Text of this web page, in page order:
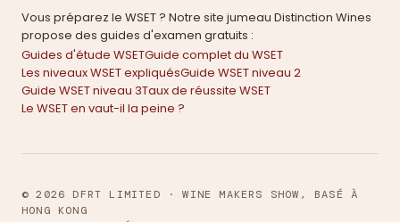
Vous préparez le WSET ? Notre site jumeau Distinction Wines
propose des guides d'examen gratuits :
Guides d'étude WSETGuide complet du WSET
Les niveaux WSET expliquésGuide WSET niveau 2
Guide WSET niveau 3Taux de réussite WSET
Le WSET en vaut-il la peine ?
© 2026 DFRT LIMITED · WINE MAKERS SHOW, BASÉ À
HONG KONG